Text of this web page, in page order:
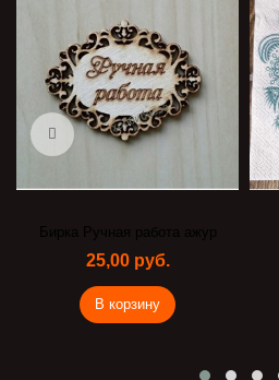
Бирка Ручная работа ажур
25,00 руб.
В корзину